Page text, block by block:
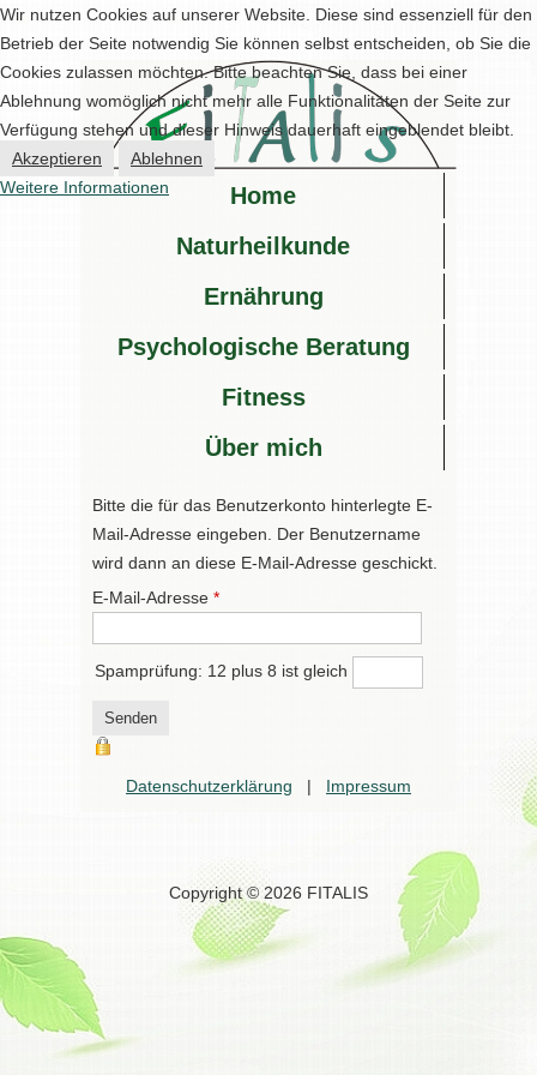
Home
Naturheilkunde
Ernährung
Psychologische Beratung
Fitness
Über mich
Bitte die für das Benutzerkonto hinterlegte E-
Mail-Adresse eingeben. Der Benutzername
wird dann an diese E-Mail-Adresse geschickt.
E-Mail-Adresse *
Spamprüfung: 12 plus 8 ist gleich
Senden
Datenschutzerklärung | Impressum
Copyright © 2026 FITALIS
Wir nutzen Cookies auf unserer Website. Diese sind essenziell für den
Betrieb der Seite notwendig Sie können selbst entscheiden, ob Sie die
Cookies zulassen möchten. Bitte beachten Sie, dass bei einer
Ablehnung womöglich nicht mehr alle Funktionalitäten der Seite zur
Verfügung stehen und dieser Hinweis dauerhaft eingeblendet bleibt.
Akzeptieren
Ablehnen
Weitere Informationen